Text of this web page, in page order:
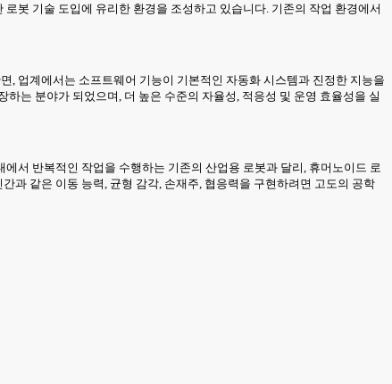
봇 기술 도입에 유리한 환경을 조성하고 있습니다. 기존의 작업 환경에서
, 업계에서는 소프트웨어 기능이 기본적인 자동화 시스템과 진정한 지능을
는 분야가 되었으며, 더 높은 수준의 자율성, 적응성 및 운영 효율성을 실
서 반복적인 작업을 수행하는 기존의 산업용 로봇과 달리, 휴머노이드 로
과 같은 이동 능력, 균형 감각, 손재주, 협응력을 구현하려면 고도의 공학